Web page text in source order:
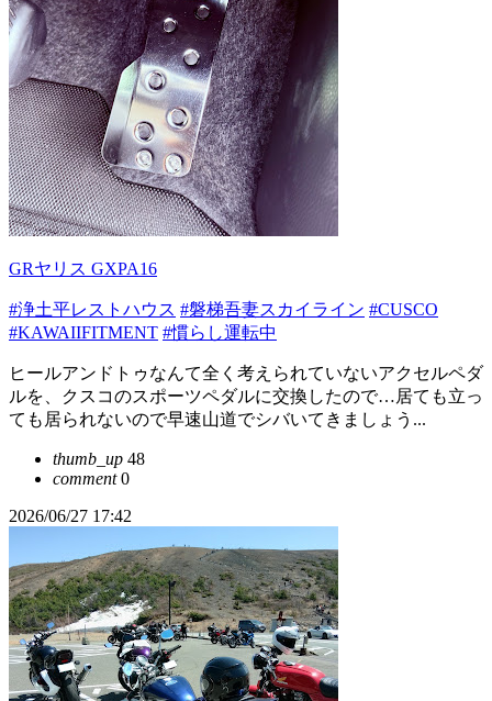
GRヤリス GXPA16
#浄土平レストハウス #磐梯吾妻スカイライン #CUSCO
#KAWAIIFITMENT #慣らし運転中
ヒールアンドトゥなんて全く考えられていないアクセルペダ
ルを、クスコのスポーツペダルに交換したので…居ても立っ
ても居られないので早速山道でシバいてきましょう...
thumb_up 48
comment0
2026/06/27 17:42